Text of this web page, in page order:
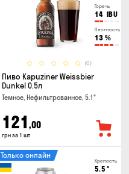
Горечь
14 IBU
Плотность
13 %
(0)
Пиво Kapuziner Weissbier
Dunkel 0.5л
Темное, Нефильтрованное, 5.1°
121 ,00
грн за 1 шт
Крепость
5.5 °
Только онлайн